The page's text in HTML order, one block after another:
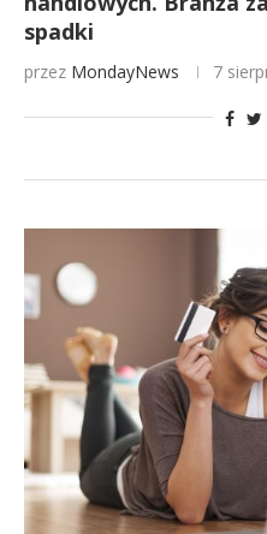
spadki
przez MondayNews 7